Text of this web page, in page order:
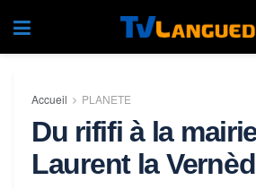
Accueil PLANETE
Du rififi à la
Laurent la